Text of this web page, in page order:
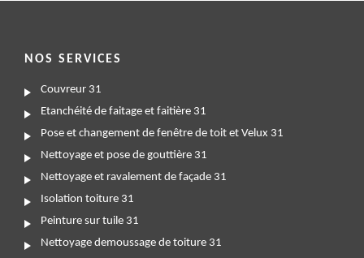
NOS SERVICES
Couvreur 31
Etanchéité de faitage et faitière 31
Pose et changement de fenêtre de toit et Velux 31
Nettoyage et pose de gouttière 31
Nettoyage et ravalement de façade 31
Isolation toiture 31
Peinture sur tuile 31
Nettoyage demoussage de toiture 31